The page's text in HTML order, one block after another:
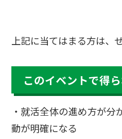
上記に当てはまる方は、
このイベントで得
・就活全体の進め方が分
動が明確になる